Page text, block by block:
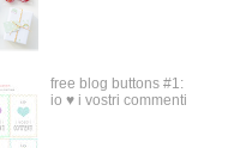
free blog buttons #1:
io ♥ i vostri commenti